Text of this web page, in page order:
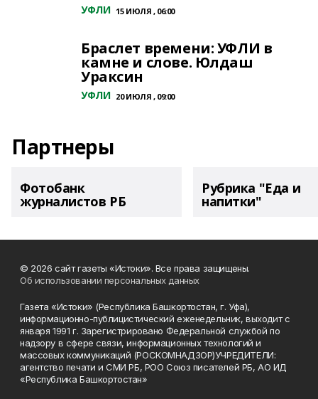
УФЛИ 15 ИЮЛЯ , 06:00
Браслет времени: УФЛИ в
камне и слове. Юлдаш
Ураксин
УФЛИ 20 ИЮЛЯ , 09:00
Партнеры
Фотобанк
журналистов РБ
Рубрика "Еда и
напитки"
© 2026 сайт газеты «Истоки». Все права защищены.
Об использовании персональных данных
Газета «Истоки» (Республика Башкортостан, г. Уфа),
информационно-публицистический еженедельник, выходит с
января 1991 г. Зарегистрировано Федеральной службой по
надзору в сфере связи, информационных технологий и
массовых коммуникаций (РОСКОМНАДЗОР)УЧРЕДИТЕЛИ:
агентство печати и СМИ РБ, РОО Союз писателей РБ, АО ИД
«Республика Башкортостан»